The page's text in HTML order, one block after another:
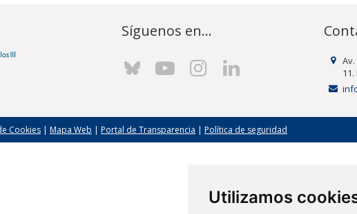
Utilizamos
Síguenos en...
Cookies | Mapa Web | Portal de Transparencia | Política de seguridad